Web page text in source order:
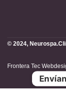
© 2024,
Frontera Tec